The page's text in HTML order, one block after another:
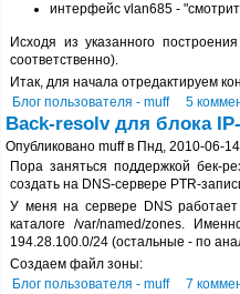
интерфейс vlan685 -
Исходя из указанного
соответственно).
Итак, для начала отредактируем
Блог пользователя - muff
5
Back-resolv для блока
Опубликовано muff в Пнд, 2010-06-
Пора заняться поддержкой бек-
создать на DNS-сервере PTR-
У меня на сервере DNS
каталоге /var/named/zones.
194.28.100.0/24 (остальные - по
Создаем файл зоны:
Блог пользователя - muff
7